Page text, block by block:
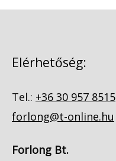
Elérhetőség:
Tel.: +36 30 957 8515
forlong@t-online.hu
Forlong Bt.